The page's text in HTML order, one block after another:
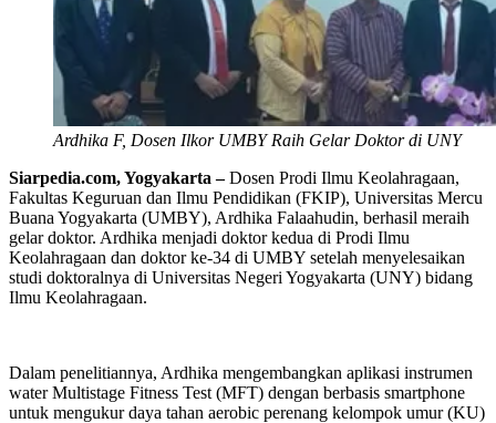
Ardhika F, Dosen Ilkor UMBY Raih Gelar Doktor di UNY
Siarpedia.com, Yogyakarta –Dosen Prodi Ilmu Keolahragaan,
Fakultas Keguruan dan Ilmu Pendidikan (FKIP), Universitas Mercu
Buana Yogyakarta (UMBY), Ardhika Falaahudin, berhasil meraih
gelar doktor. Ardhika menjadi doktor kedua di Prodi Ilmu
Keolahragaan dan doktor ke-34 di UMBY setelah menyelesaikan
studi doktoralnya di Universitas Negeri Yogyakarta (UNY) bidang
Ilmu Keolahragaan.
Dalam penelitiannya, Ardhika mengembangkan aplikasi instrumen
water Multistage Fitness Test (MFT) dengan berbasis smartphone
untuk mengukur daya tahan aerobic perenang kelompok umur (KU)